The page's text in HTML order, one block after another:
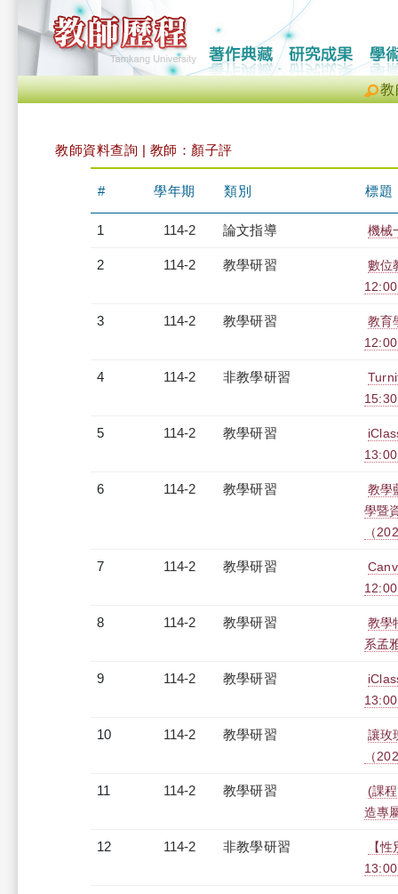
教
教師資料查詢 | 教師：顏子評
# 學年期 類別 標題
1 114-2 論文指導 機械
2 114-2 教學研習
數位
3 114-2 教學研習
教育
4 114-2 非教學研習
5 114-2 教學研習
6 114-2 教學研習
教學
學暨
（
7 114-2 教學研習
8 114-2 教學研習
教學
系孟
9 114-2 教學研習
10 114-2 教學研習
讓玫
（
11 114-2 教學研習
(課
造專
12 114-2 非教學研習
【